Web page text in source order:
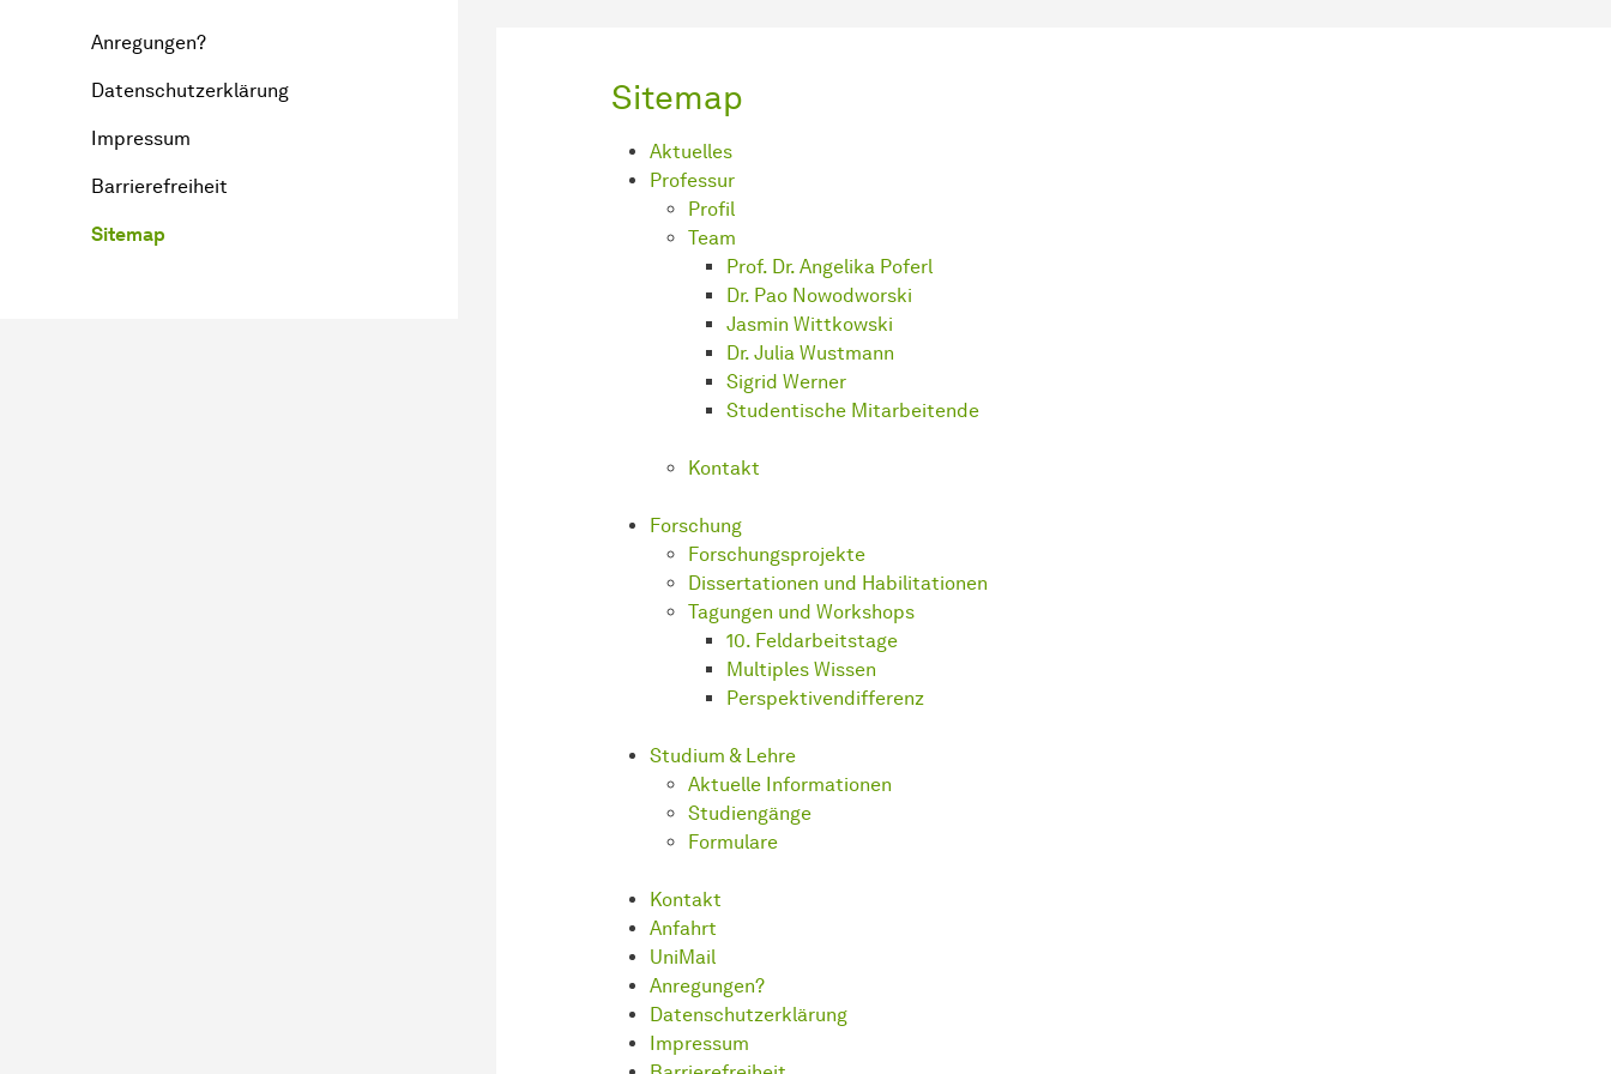
Anregungen?
Datenschutzerklärung
Impressum
Barrierefreiheit
Sitemap
Sitemap
Aktuelles
Professur
Profil
Team
Prof. Dr. Angelika Poferl
Dr. Pao Nowodworski
Jasmin Wittkowski
Dr. Julia Wustmann
Sigrid Werner
Studentische Mitarbeitende
Kontakt
Forschung
Forschungsprojekte
Dissertationen und Habilitationen
Tagungen und Workshops
10. Feldarbeitstage
Multiples Wissen
Perspektivendifferenz
Studium & Lehre
Aktuelle Informationen
Studiengänge
Formulare
Kontakt
Anfahrt
UniMail
Anregungen?
Datenschutzerklärung
Impressum